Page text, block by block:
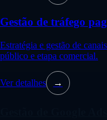
Gestão de tráfego
Estratégia e gestão de
público e etapa comercial.
Ver detalhes →